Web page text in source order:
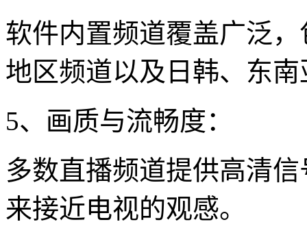
软件内置频道覆盖广泛
地区频道以及日韩、东
5、画质与流畅度：
多数直播频道提供高清
来接近电视的观感。